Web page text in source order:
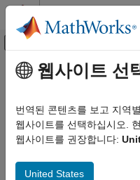
콘텐츠로 바로 가기
오프캔버스 탐
문서 홈
주요 콘텐츠
이 페이지가
웹사이트 선
번역된 콘텐츠를 보고 지역
웹사이트를 선택하십시오.
웹사이트를 권장합니다:
United States